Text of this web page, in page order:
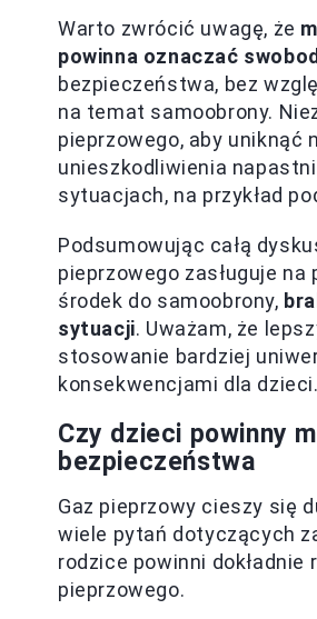
Warto zwrócić uwagę, że
powinna oznaczać
bezpieczeństwa, bez
na temat samoobrony.
pieprzowego, aby uniknąć
unieszkodliwienia
sytuacjach, na przykład
Podsumowując całą
pieprzowego zasługuje
środek do samoobrony,
sytuacji. Uważam, że
stosowanie bardziej
konsekwencjami dla dzieci.
Czy dzieci powinny
bezpieczeństwa
Gaz pieprzowy cieszy się
wiele pytań dotyczących
rodzice powinni
pieprzowego.